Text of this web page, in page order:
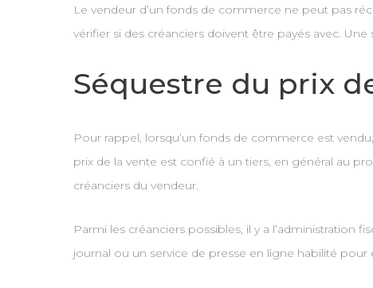
Le vendeur d’un fonds de commerce ne peut pas
vérifier si des créanciers doivent être payés avec.
Séquestre du prix
Pour rappel, lorsqu’un fonds de commerce est
prix de la vente est confié à un tiers, en général au
créanciers du vendeur.
Parmi les créanciers possibles, il y a l’administration
journal ou un service de presse en ligne habilité pour